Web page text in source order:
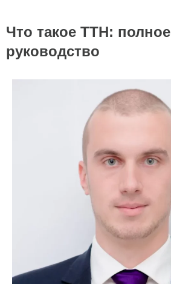
Что такое ТТН: полное
руководство